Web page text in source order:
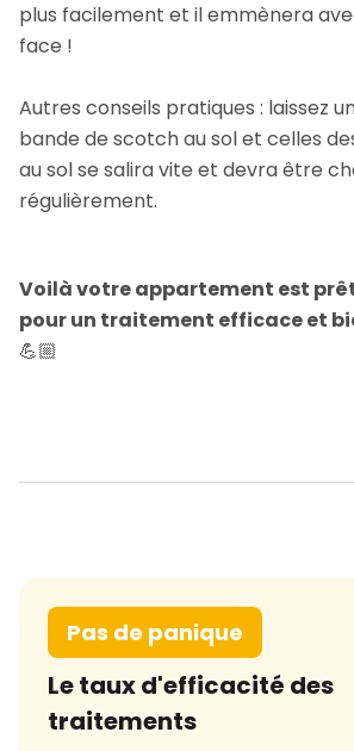
plus facilement et il emmènera
face !
Autres conseils pratiques : laissez
bande de scotch au sol et celles
au sol se salira vite et devra être
régulièrement.
Voilà votre appartement est
pour un traitement efficace et
💪🏼
Pas de panique
Le taux d'efficacité des
traitements